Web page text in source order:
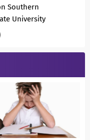
Southern
University